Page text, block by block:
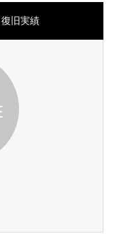
旧実績